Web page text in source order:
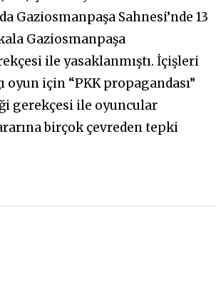
Gaziosmanpaşa Sahnesi’nde 13
Gaziosmanpaşa
ile yasaklanmıştı. İçişleri
oyun için “PKK propagandası”
gerekçesi ile oyuncular
birçok çevreden tepki